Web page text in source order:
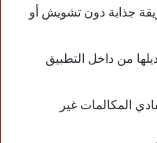
جذابة دون تشويش أو
من داخل التطبيق
المكالمات غير